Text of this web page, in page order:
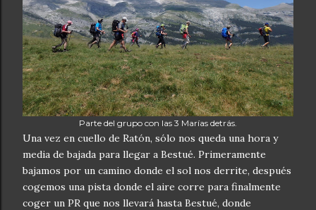
Parte del grupo con las 3 Marías detrás.
Una vez en cuello de Ratón, sólo nos queda una hora y
media de bajada para llegar a Bestué. Primeramente
bajamos por un camino donde el sol nos derrite, después
cogemos una pista donde el aire corre para finalmente
coger un PR que nos llevará hasta Bestué, donde